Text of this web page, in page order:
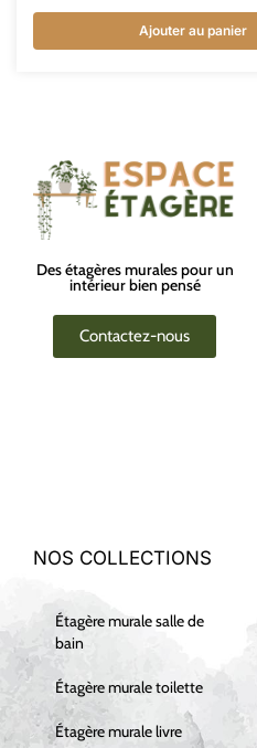
Ajouter au panier
Des étagères murales pour un
intérieur bien pensé
Contactez-nous
NOS COLLECTIONS
Étagère murale salle de
bain
Étagère murale toilette
Étagère murale livre